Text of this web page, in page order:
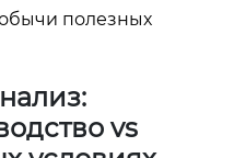
полезных
vs